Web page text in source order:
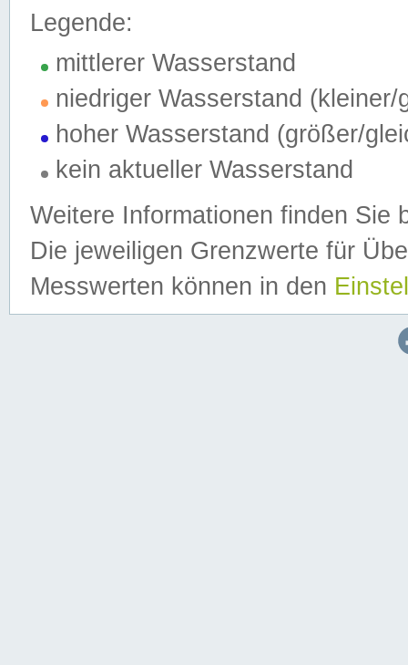
Legende:
mittlerer Wasserstand
niedriger Wasserstand (kleiner/
hoher Wasserstand (größer/
kein aktueller Wasserstand
Weitere Informationen finden Sie
Die jeweiligen Grenzwerte für
Messwerten können in den